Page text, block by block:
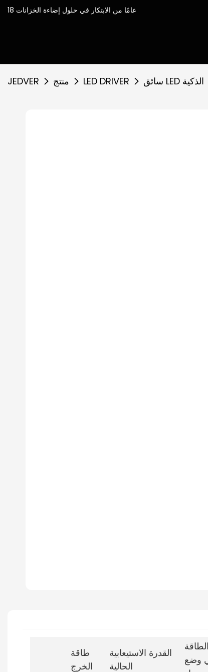
18 عامًا من الابتكار في حلول إضاءة الخزانات
JEDVER منتج LED DRIVER سائق LED الذكية
طاقة
الخرج
القدرة الاستيعابية
الحالية
وضع